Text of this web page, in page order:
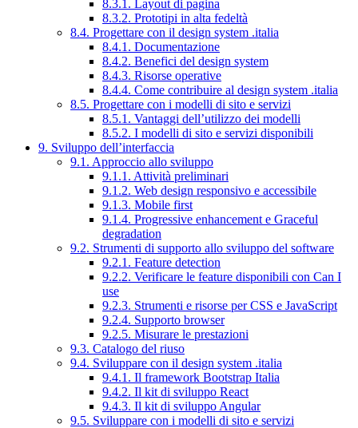
8.3.1. Layout di pagina
8.3.2. Prototipi in alta fedeltà
8.4. Progettare con il design system .italia
8.4.1. Documentazione
8.4.2. Benefici del design system
8.4.3. Risorse operative
8.4.4. Come contribuire al design system .italia
8.5. Progettare con i modelli di sito e servizi
8.5.1. Vantaggi dell’utilizzo dei modelli
8.5.2. I modelli di sito e servizi disponibili
9. Sviluppo dell’interfaccia
9.1. Approccio allo sviluppo
9.1.1. Attività preliminari
9.1.2. Web design responsivo e accessibile
9.1.3. Mobile first
9.1.4. Progressive enhancement e Graceful
degradation
9.2. Strumenti di supporto allo sviluppo del software
9.2.1. Feature detection
9.2.2. Verificare le feature disponibili con Can I
use
9.2.3. Strumenti e risorse per CSS e JavaScript
9.2.4. Supporto browser
9.2.5. Misurare le prestazioni
9.3. Catalogo del riuso
9.4. Sviluppare con il design system .italia
9.4.1. Il framework Bootstrap Italia
9.4.2. Il kit di sviluppo React
9.4.3. Il kit di sviluppo Angular
9.5. Sviluppare con i modelli di sito e servizi